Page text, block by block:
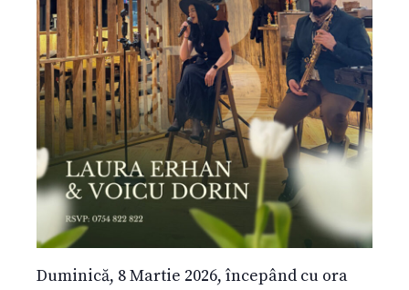
Duminică, 8 Martie 2026, începând cu ora